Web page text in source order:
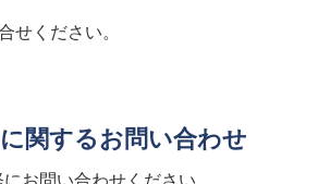
せください。
関するお問い合わせ
にお問い合わせください